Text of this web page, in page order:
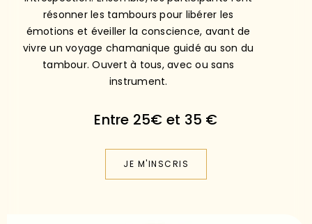
émotions et éveiller la conscience, avant de
vivre un voyage chamanique guidé au son du
tambour. Ouvert à tous, avec ou sans
instrument.